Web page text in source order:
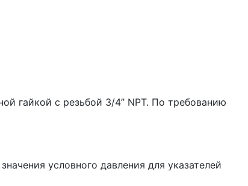
гайкой с резьбой 3/4” NPT. По требованию
условного давления для указателей